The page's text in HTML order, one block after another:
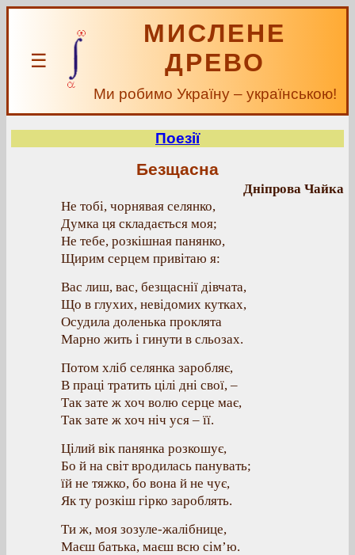
☰
МИСЛЕНЕ
ДРЕВО
Ми робимо Україну – українською!
Поезії
Безщасна
Дніпрова Чайка
Не тобі, чорнявая селянко,
Думка ця складається моя;
Не тебе, розкішная панянко,
Щирим серцем привітаю я:
Вас лиш, вас, безщаснії дівчата,
Що в глухих, невідомих кутках,
Осудила доленька проклята
Марно жить і гинути в сльозах.
Потом хліб селянка заробляє,
В праці тратить цілі дні свої, –
Так зате ж хоч волю серце має,
Так зате ж хоч ніч уся – її.
Цілий вік панянка розкошує,
Бо й на світ вродилась панувать;
їй не тяжко, бо вона й не чує,
Як ту розкіш гірко зароблять.
Ти ж, моя зозуле-жалібнице,
Маєш батька, маєш всю сім’ю.